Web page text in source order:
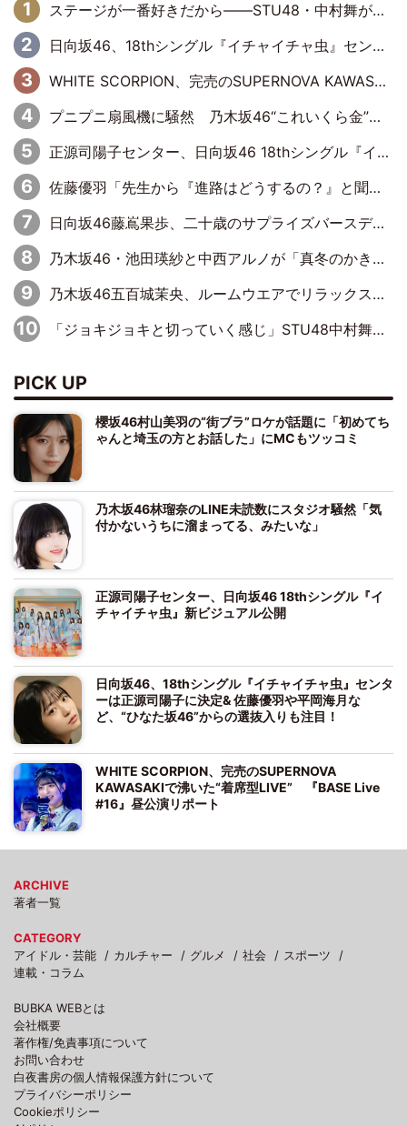
ステージが一番好きだから――STU48・中村舞が描く“これからの私”
日向坂46、18thシングル『イチャイチャ虫』センターは正源司陽子に決定& 佐藤優羽や平岡海月など、“ひなた坂46”からの選抜入りも注目！
WHITE SCORPION、完売のSUPERNOVA KAWASAKIで沸いた“着席型LIVE” 『BASE Live #16』昼公演リポート
プニプニ扇風機に騒然 乃木坂46“これいくら金”延長中は今回もわちゃわちゃ全開
正源司陽子センター、日向坂46 18thシングル『イチャイチャ虫』新ビジュアル公開
佐藤優羽「先生から『進路はどうするの？』と聞かれて。『実は……』とXのトレンドで1位になっているスマホを見せました」【日向坂46『五期生LIVE』開催記念 五期生“変革”ドキュメンタリー③】
日向坂46藤嶌果歩、二十歳のサプライズバースデーに大喜び「頼られる先輩になれるように努力していきたい」
乃木坂46・池田瑛紗と中西アルノが「真冬のかき氷」騒動で火花散らす！ 因縁の裏にあるのは、逆境をともに“凌”ぐ似た者同士の絆
乃木坂46五百城茉央、ルームウエアでリラックス「今回のグラビアを見て成長を感じていただけるとうれしい」
「ジョキジョキと切っていく感じ」STU48中村舞、新しい挑戦は自らの手で
PICK UP
櫻坂46村山美羽の“街ブラ”ロケが話題に「初めてち
ゃんと埼玉の方とお話した」にMCもツッコミ
乃木坂46林瑠奈のLINE未読数にスタジオ騒然「気
付かないうちに溜まってる、みたいな」
正源司陽子センター、日向坂46 18thシングル『イ
チャイチャ虫』新ビジュアル公開
日向坂46、18thシングル『イチャイチャ虫』センタ
ーは正源司陽子に決定& 佐藤優羽や平岡海月な
ど、“ひなた坂46”からの選抜入りも注目！
WHITE SCORPION、完売のSUPERNOVA
KAWASAKIで沸いた“着席型LIVE” 『BASE Live
#16』昼公演リポート
ARCHIVE
著者一覧
CATEGORY
アイドル・芸能
カルチャー グルメ 社会
スポーツ
連載・コラム
BUBKA WEBとは
会社概要
著作権/免責事項について
お問い合わせ
白夜書房の個人情報保護方針について
プライバシーポリシー
Cookieポリシー